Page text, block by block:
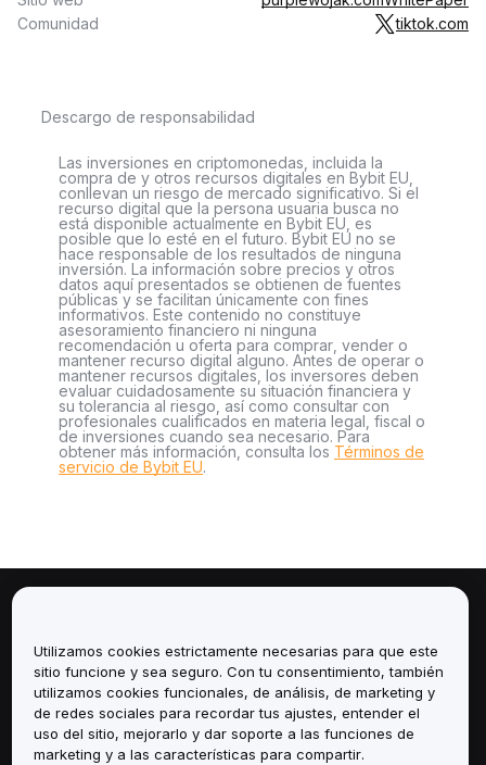
Comunidad
tiktok.com
Descargo de responsabilidad
Las inversiones en criptomonedas, incluida la
compra de y otros recursos digitales en Bybit EU,
conllevan un riesgo de mercado significativo. Si el
recurso digital que la persona usuaria busca no
está disponible actualmente en Bybit EU, es
posible que lo esté en el futuro. Bybit EU no se
hace responsable de los resultados de ninguna
inversión. La información sobre precios y otros
datos aquí presentados se obtienen de fuentes
públicas y se facilitan únicamente con fines
informativos. Este contenido no constituye
asesoramiento financiero ni ninguna
recomendación u oferta para comprar, vender o
mantener recurso digital alguno. Antes de operar o
mantener recursos digitales, los inversores deben
evaluar cuidadosamente su situación financiera y
su tolerancia al riesgo, así como consultar con
profesionales cualificados en materia legal, fiscal o
de inversiones cuando sea necesario. Para
obtener más información, consulta los Términos de
servicio de Bybit EU.
Servicios
Soporte
Utilizamos cookies estrictamente necesarias para que este
sitio funcione y sea seguro. Con tu consentimiento, también
utilizamos cookies funcionales, de análisis, de marketing y
de redes sociales para recordar tus ajustes, entender el
uso del sitio, mejorarlo y dar soporte a las funciones de
marketing y a las características para compartir.